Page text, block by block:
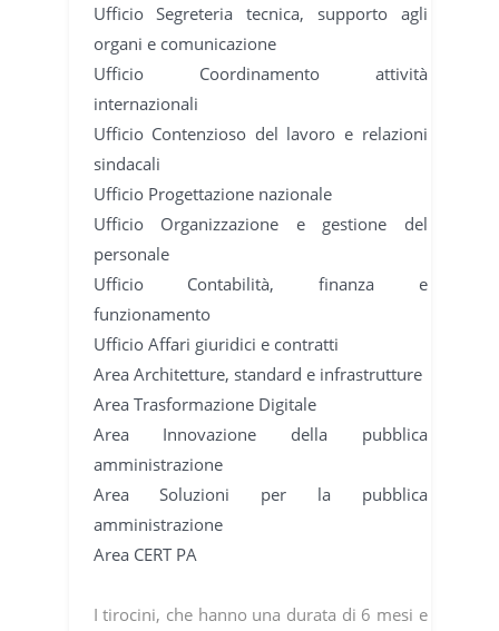
Ufficio Segreteria tecnica, supporto agli
organi e comunicazione
Ufficio Coordinamento attività
internazionali
Ufficio Contenzioso del lavoro e relazioni
sindacali
Ufficio Progettazione nazionale
Ufficio Organizzazione e gestione del
personale
Ufficio Contabilità, finanza e
funzionamento
Ufficio Affari giuridici e contratti
Area Architetture, standard e infrastrutture
Area Trasformazione Digitale
Area Innovazione della pubblica
amministrazione
Area Soluzioni per la pubblica
amministrazione
Area CERT PA
I tirocini, che hanno una durata di 6 mesi e